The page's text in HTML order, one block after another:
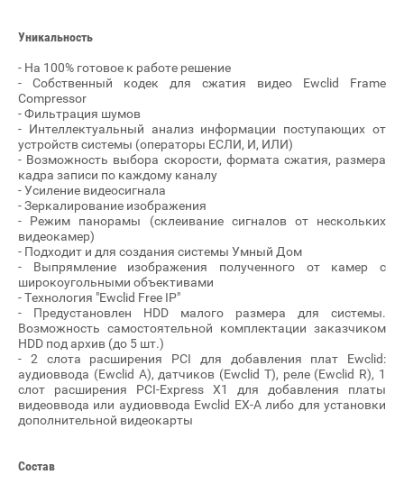
Уникальность
- На 100% готовое к работе решение
- Собственный кодек для сжатия видео Ewclid Frame
Compressor
- Фильтрация шумов
- Интеллектуальный анализ информации поступающих от
устройств системы (операторы ЕСЛИ, И, ИЛИ)
- Возможность выбора скорости, формата сжатия, размера
кадра записи по каждому каналу
- Усиление видеосигнала
- Зеркалирование изображения
- Режим панорамы (склеивание сигналов от нескольких
видеокамер)
- Подходит и для создания системы Умный Дом
- Выпрямление изображения полученного от камер с
широкоугольными объективами
- Технология "Ewclid Free IP"
- Предустановлен HDD малого размера для системы.
Возможность самостоятельной комплектации заказчиком
HDD под архив (до 5 шт.)
- 2 слота расширения PCI для добавления плат Ewclid:
аудиоввода (Ewclid A), датчиков (Ewclid T), реле (Ewclid R), 1
слот расширения PCI-Express X1 для добавления платы
видеоввода или аудиоввода Ewclid EX-A либо для установки
дополнительной видеокарты
Состав